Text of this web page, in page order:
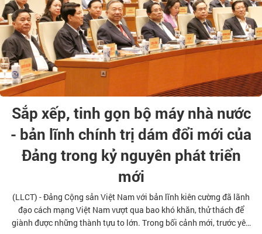
Sắp xếp, tinh gọn bộ máy nhà nước
- bản lĩnh chính trị dám đổi mới của
Đảng trong kỷ nguyên phát triển
mới
(LLCT) - Đảng Cộng sản Việt Nam với bản lĩnh kiên cường đã lãnh
đạo cách mạng Việt Nam vượt qua bao khó khăn, thử thách để
giành được những thành tựu to lớn. Trong bối cảnh mới, trước yêu